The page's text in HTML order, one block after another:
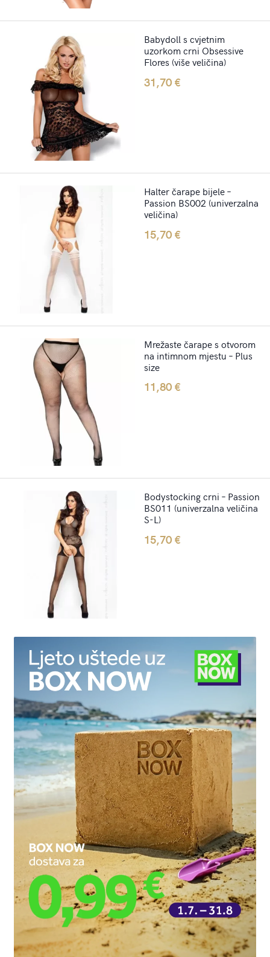
Babydoll s cvjetnim
uzorkom crni Obsessive
Flores (više veličina)
31,70€
Halter čarape bijele –
Passion BS002 (univerzalna
veličina)
15,70€
Mrežaste čarape s otvorom
na intimnom mjestu – Plus
size
11,80€
Bodystocking crni – Passion
BS011 (univerzalna veličina
S-L)
15,70€